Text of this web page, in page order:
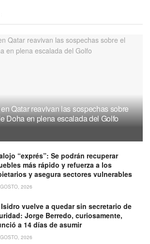
Qatar reavivan las sospechas sobre
Doha en plena escalada del Golfo
“exprés”: Se podrán recuperar
más rápido y refuerza a los
y asegura sectores vulnerables
2026
vuelve a quedar sin secretario de
Jorge Berredo, curiosamente,
a 14 días de asumir
2026